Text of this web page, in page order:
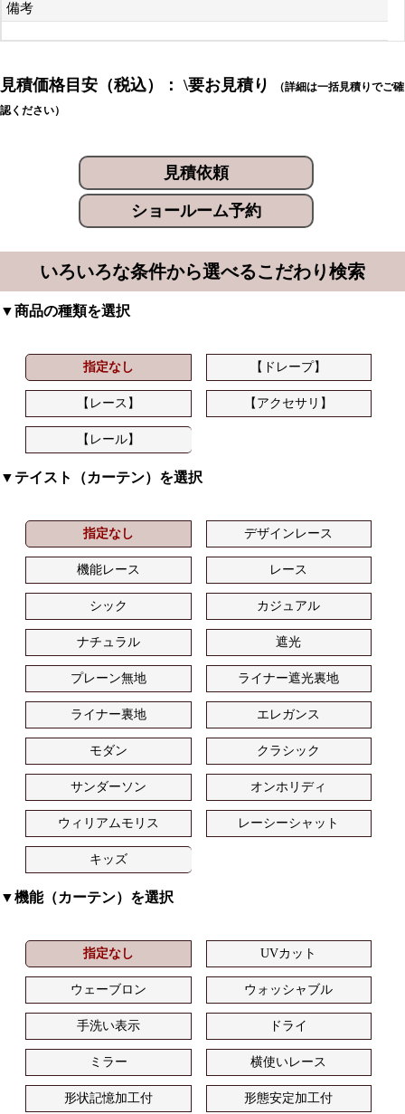
備考
見積価格目安（税込）： \要お見積り
（詳細は一括見積りでご確
認ください）
見積依頼
ショールーム予約
いろいろな条件から選べるこだわり検索
▼商品の種類を選択
指定なし 【ドレープ】
【レース】 【アクセサリ】
【レール】
▼テイスト（カーテン）を選択
指定なし デザインレース
機能レース レース
シック カジュアル
ナチュラル 遮光
プレーン無地 ライナー遮光裏地
ライナー裏地 エレガンス
モダン クラシック
サンダーソン オンホリディ
ウィリアムモリス レーシーシャット
キッズ
▼機能（カーテン）を選択
指定なし UVカット
ウェーブロン ウォッシャブル
手洗い表示 ドライ
ミラー 横使いレース
形状記憶加工付 形態安定加工付